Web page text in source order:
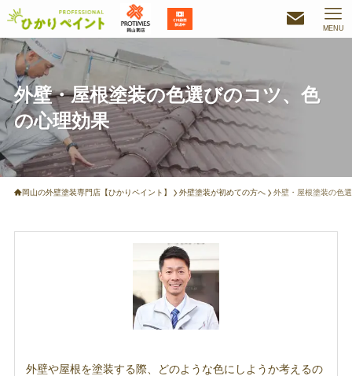
MENU
外壁・屋根塗装の色選びのコツ、色
の心理効果
岡山の外壁塗装専門店【ひかりペイント】 外壁塗装が初めての方へ 外壁・屋根塗装の色
外壁や屋根を塗装する際、どのような色にしようか考えるの